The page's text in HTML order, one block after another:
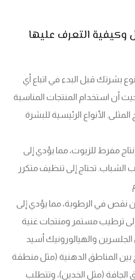
وكيفية التعرف عليها
بشرتك قبل البدء في اتباع أي
حيث أن استخدام المنتجات المناسبة
الأنواع الرئيسية للبشرة
مفرط للزيوت، مما يؤدي إلى
تحتاج إلى تنظيف متكرر
نقص في الرطوبة، مما يؤدي إلى
إلى ترطيب مستمر ومنتجات غنية
والهيالورونيك أسيد
بين المناطق الدهنية (مثل منطقة
الجافة (مثل الخدين)، وتتطلب